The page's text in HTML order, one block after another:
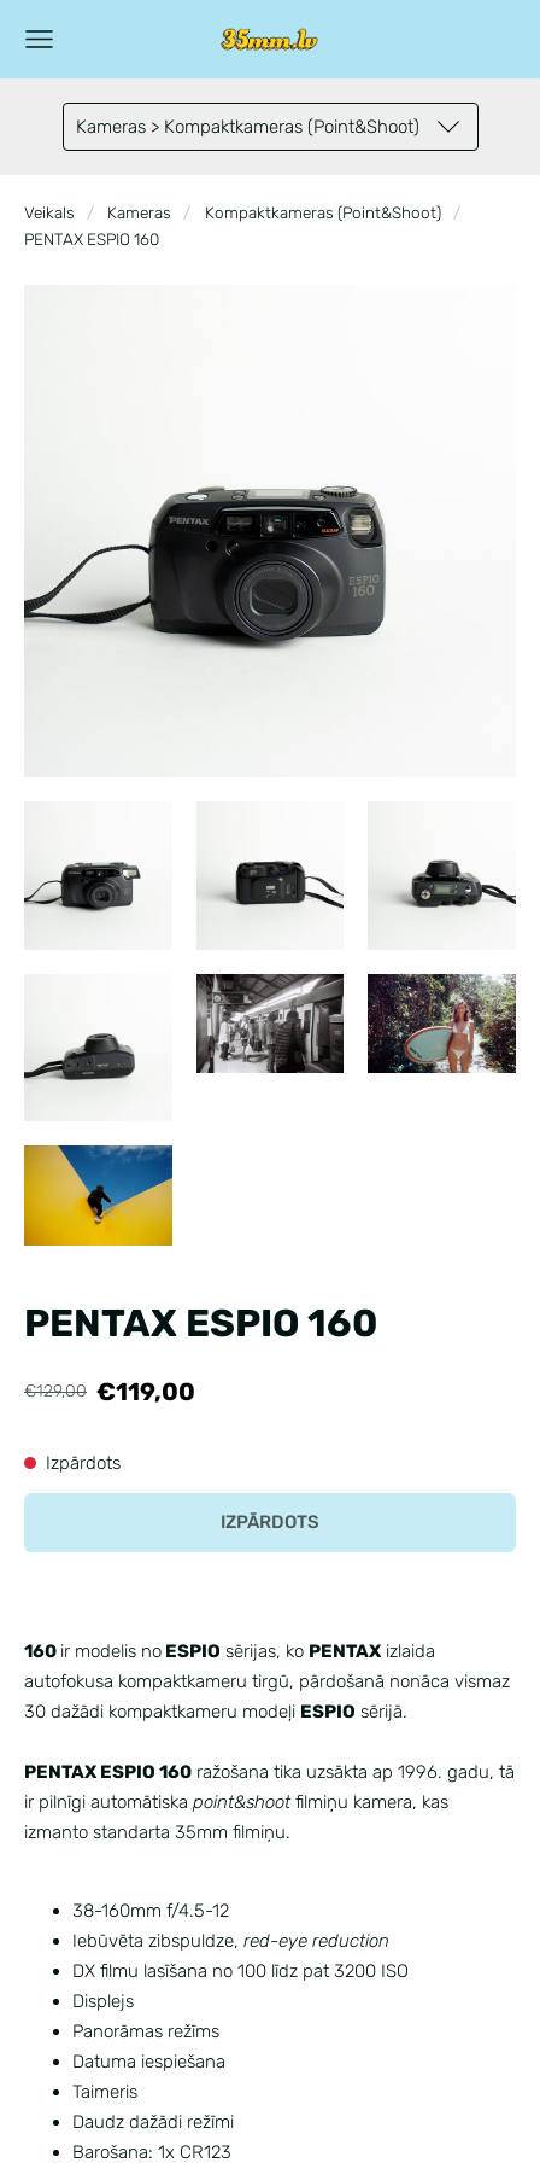
Kameras > Kompaktkameras (Point&Shoot)
Veikals Kameras
Kompaktkameras (Point&Shoot)
PENTAX ESPIO 160
PENTAX ESPIO 160
€129,00 €119,00
Izpārdots
IZPĀRDOTS
160 ir modelis no ESPIO sērijas, ko PENTAX izlaida
autofokusa kompaktkameru tirgū, pārdošanā nonāca vismaz
30 dažādi kompaktkameru modeļi ESPIO sērijā.
PENTAX ESPIO 160 ražošana tika uzsākta ap 1996. gadu, tā
ir pilnīgi automātiska point&shootfilmiņu kamera, kas
izmanto standarta 35mm filmiņu.
38-160mm f/4.5-12
Iebūvēta zibspuldze, red-eye reduction
DX filmu lasīšana no 100 līdz pat 3200 ISO
Displejs
Panorāmas režīms
Datuma iespiešana
Taimeris
Daudz dažādi režīmi
Barošana: 1x CR123